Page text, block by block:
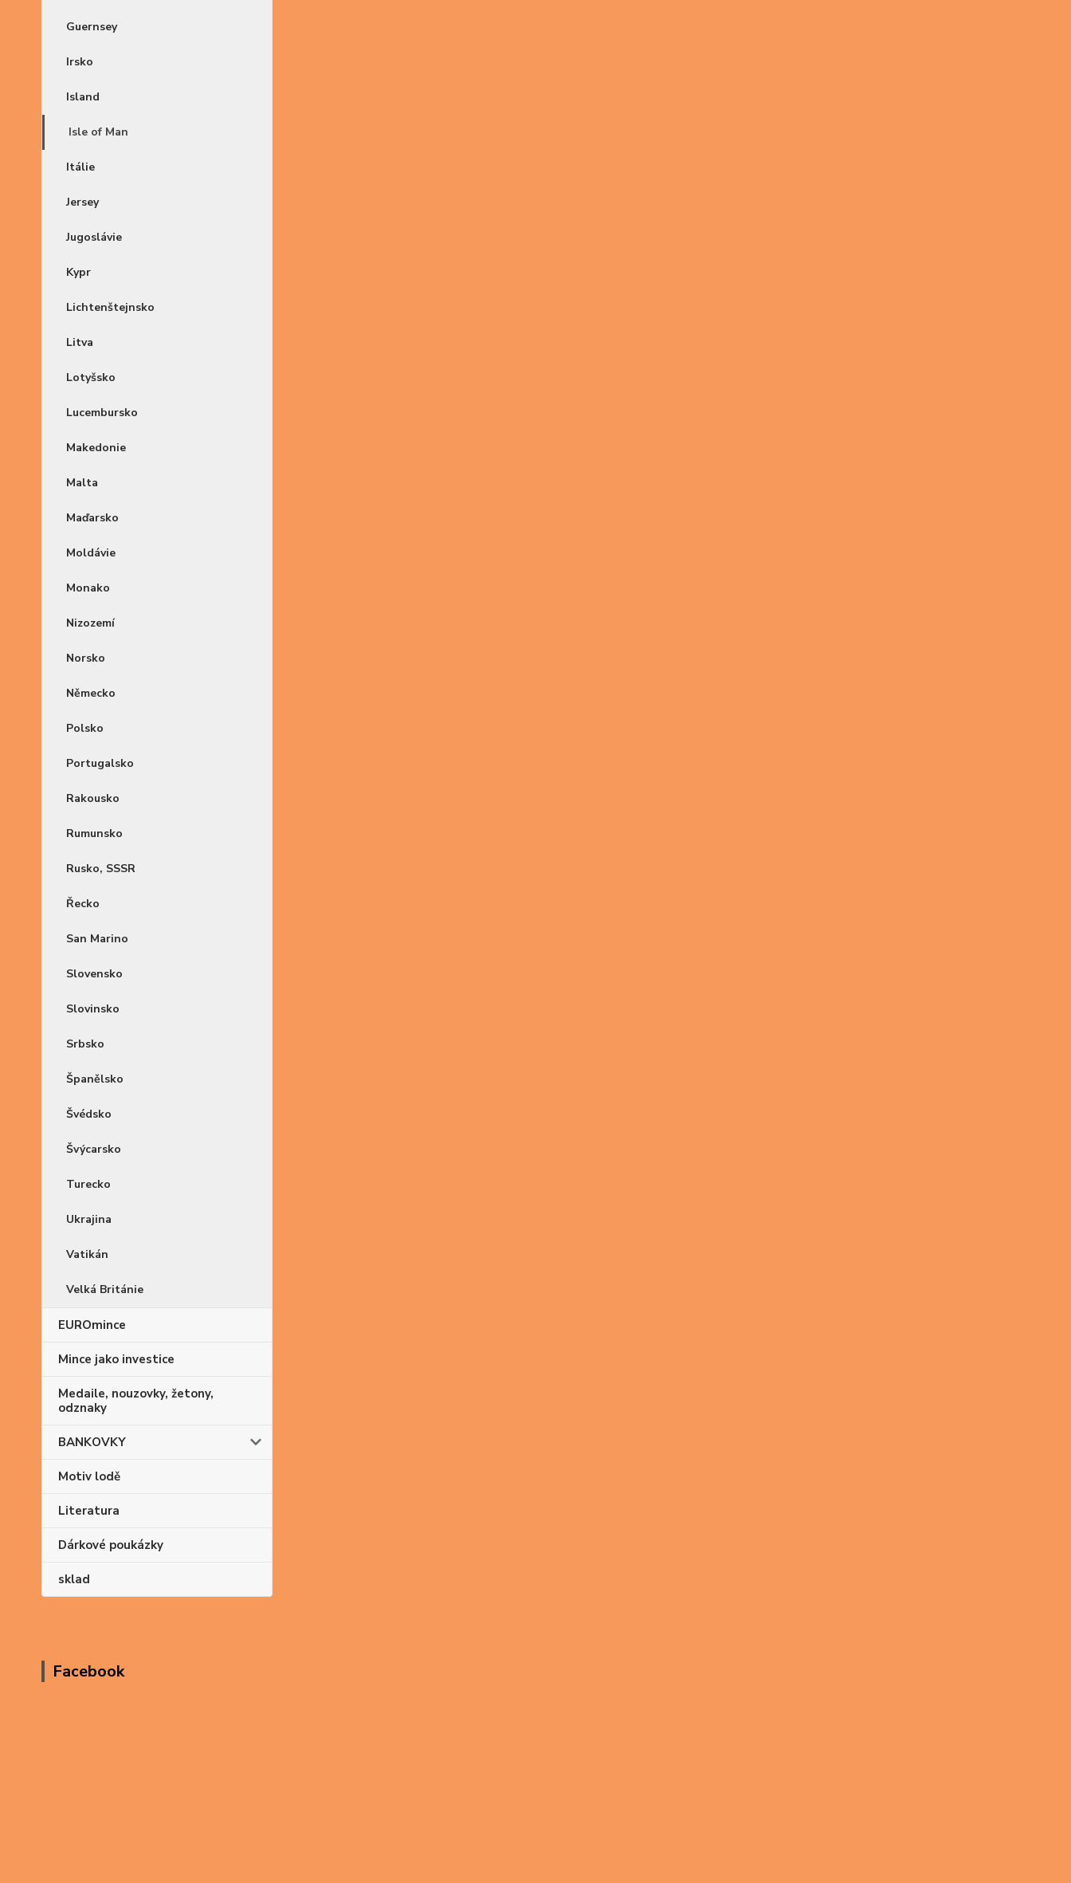
Guernsey
Irsko
Island
Isle of Man
Itálie
Jersey
Jugoslávie
Kypr
Lichtenštejnsko
Litva
Lotyšsko
Lucembursko
Makedonie
Malta
Maďarsko
Moldávie
Monako
Nizozemí
Norsko
Německo
Polsko
Portugalsko
Rakousko
Rumunsko
Rusko, SSSR
Řecko
San Marino
Slovensko
Slovinsko
Srbsko
Španělsko
Švédsko
Švýcarsko
Turecko
Ukrajina
Vatikán
Velká Británie
EUROmince
Mince jako investice
Medaile, nouzovky, žetony,
odznaky
BANKOVKY
Motiv lodě
Literatura
Dárkové poukázky
sklad
Facebook